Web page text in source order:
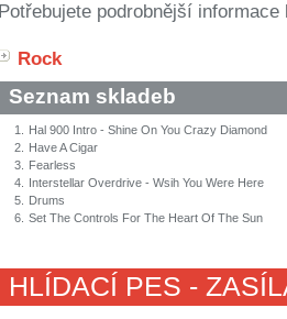
Potřebujete podrobnější
Rock
Seznam skladeb
1.
Hal 900 Intro - Shine On You Crazy Diamond
2.
Have A Cigar
3.
Fearless
4.
Interstellar Overdrive - Wsih You Were Here
5.
Drums
6. Set The Controls For The Heart Of The Sun
HLÍDACÍ PES -